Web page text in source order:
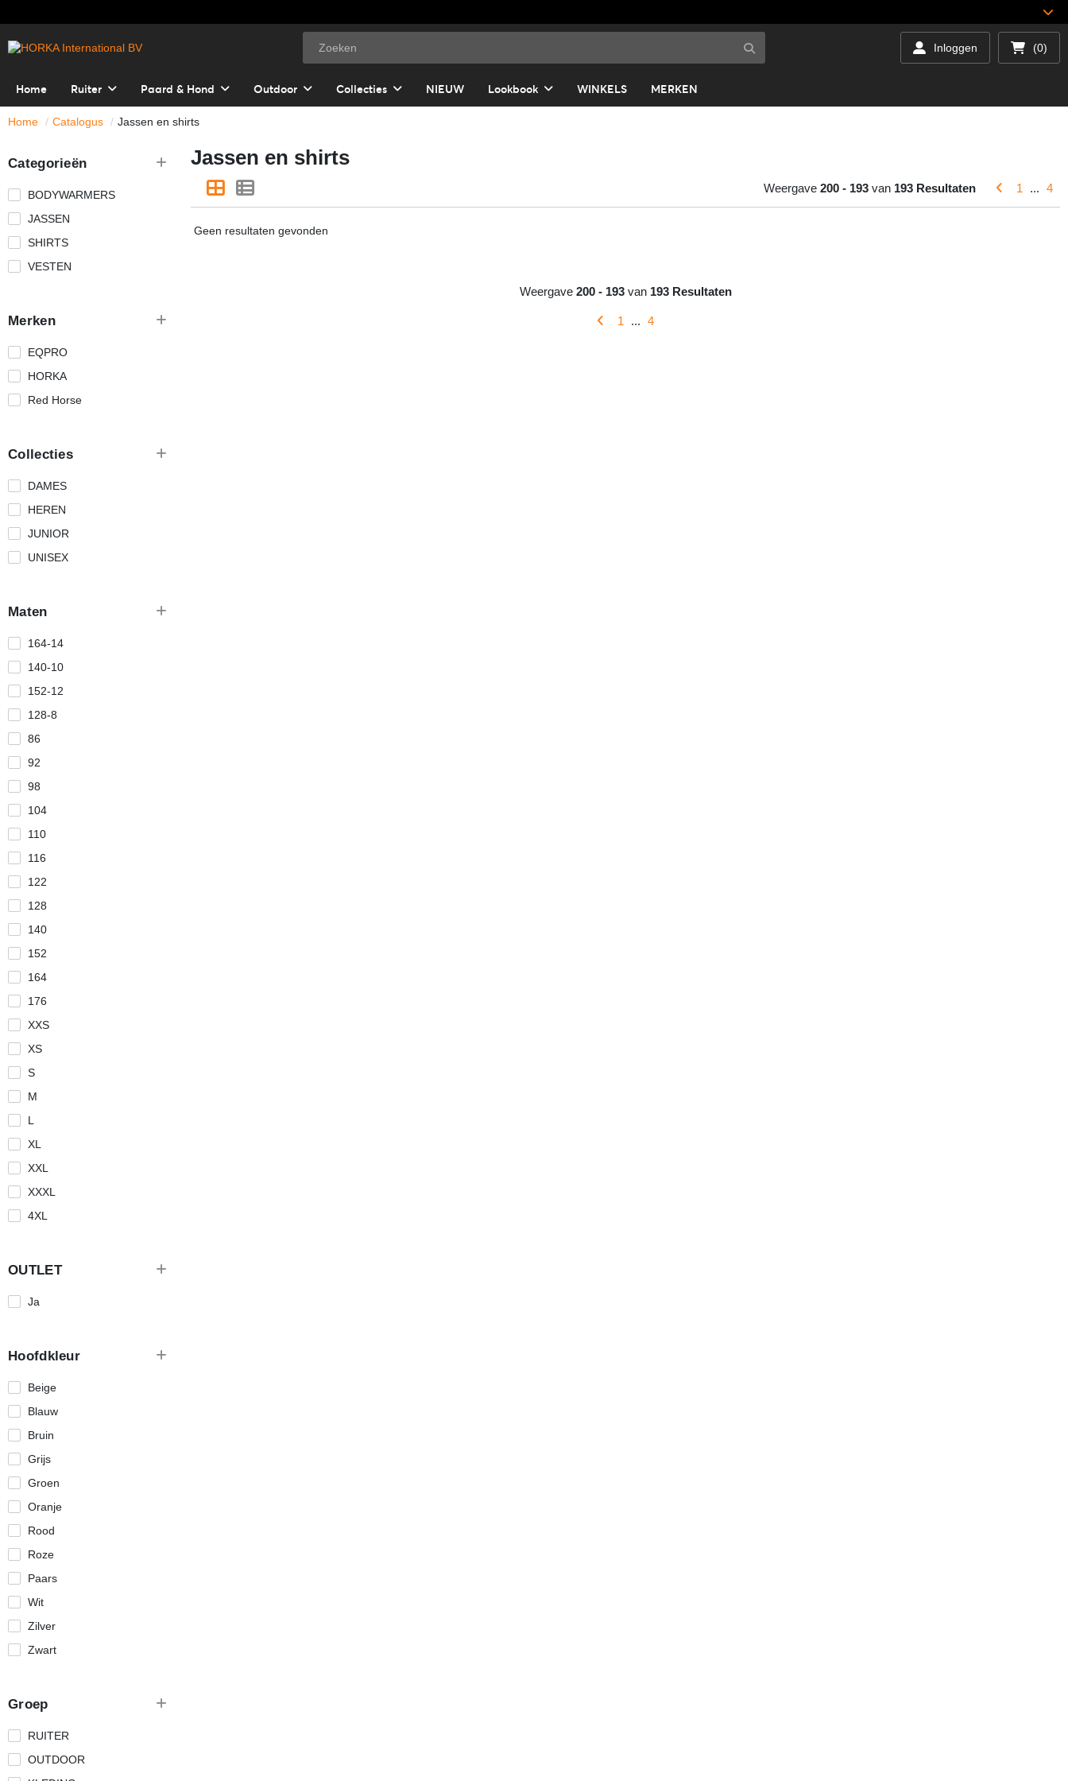
Inloggen (0)
Home Ruiter Paard & Hond Outdoor Collecties NIEUW Lookbook WINKELS MERKEN
Home Catalogus Jassen en shirts
Categorieën
BODYWARMERS
JASSEN
SHIRTS
VESTEN
Merken
EQPRO
HORKA
Red Horse
Collecties
DAMES
HEREN
JUNIOR
UNISEX
Maten
164-14
140-10
152-12
128-8
86
92
98
104
110
116
122
128
140
152
164
176
XXS
XS
S
M
L
XL
XXL
XXXL
4XL
OUTLET
Ja
Hoofdkleur
Beige
Blauw
Bruin
Grijs
Groen
Oranje
Rood
Roze
Paars
Wit
Zilver
Zwart
Groep
RUITER
OUTDOOR
Jassen en shirts
Weergave 200 - 193 van 193 Resultaten 1 ... 4
Geen resultaten gevonden
Weergave 200 - 193van 193 Resultaten
1 ... 4